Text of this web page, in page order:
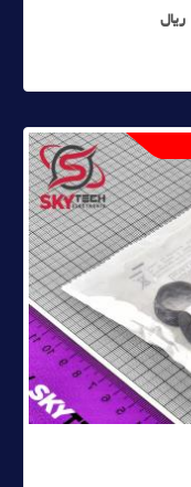
ریال